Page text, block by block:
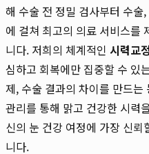
해 수술 전 정밀 검사부터 수
에 걸쳐 최고의 의료 서비스를
니다. 저희의 체계적인 시력교
심하고 회복에만 집중할 수 있
제, 수술 결과의 차이를 만드
관리를 통해 맑고 건강한 시력
신의 눈 건강 여정에 가장 신
니다.